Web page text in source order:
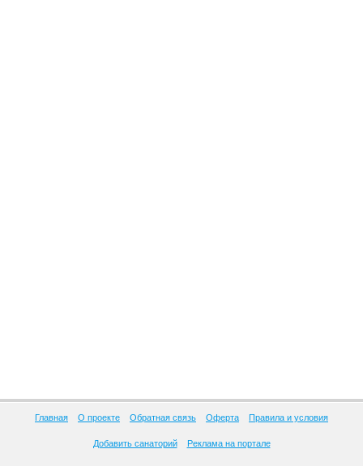
Главная О проекте Обратная связь Оферта Правила и условия
Добавить санаторий Реклама на портале